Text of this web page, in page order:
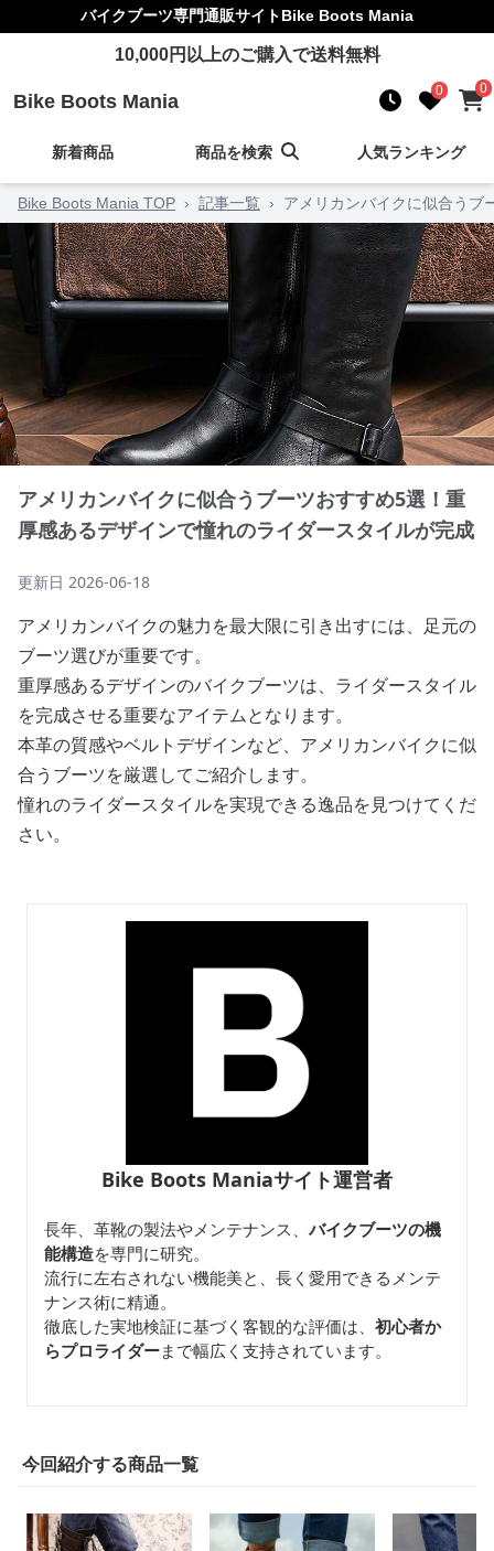
バイクブーツ専門通販サイトBike Boots Mania
10,000円以上のご購入で送料無料
Bike Boots Mania 0 0
新着商品 商品を検索 人気ランキング
Bike Boots Mania TOP › 記事一覧 › アメリカンバイクに似合うブ
アメリカンバイクに似合うブーツおすすめ5選！重
厚感あるデザインで憧れのライダースタイルが完成
更新日 2026-06-18
アメリカンバイクの魅力を最大限に引き出すには、足元の
ブーツ選びが重要です。
重厚感あるデザインのバイクブーツは、ライダースタイル
を完成させる重要なアイテムとなります。
本革の質感やベルトデザインなど、アメリカンバイクに似
合うブーツを厳選してご紹介します。
憧れのライダースタイルを実現できる逸品を見つけてくだ
さい。
Bike Boots Maniaサイト運営者
長年、革靴の製法やメンテナンス、 バイクブーツの機
能構造を専門に研究。
流行に左右されない機能美と、長く愛用できるメンテ
ナンス術に精通。
徹底した実地検証に基づく客観的な評価は、 初心者か
らプロライダーまで幅広く支持されています。
今回紹介する商品一覧